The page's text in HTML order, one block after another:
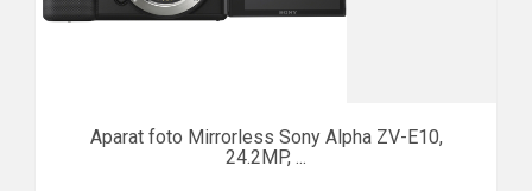
Aparat foto Mirrorless Sony Alpha ZV-E10,
24.2MP, ...